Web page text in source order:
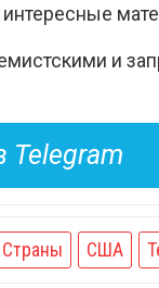
интересные
и
Telegram
Страны США